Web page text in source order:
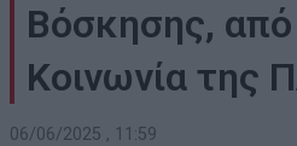
Βόσκησης,
Κοινωνία της
06/06/2025 , 11:59